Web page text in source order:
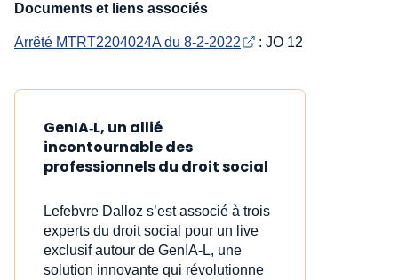
Documents et liens associés
Arrêté MTRT2204024A du 8-2-2022 : JO 12
GenIA‑L, un allié
incontournable des
professionnels du droit social
Lefebvre Dalloz s’est associé à trois
experts du droit social pour un live
exclusif autour de GenIA‑L, une
solution innovante qui révolutionne